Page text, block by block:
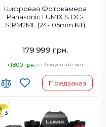
Цифровая Фотокамера
Panasonic LUMIX S DC-
S1RM2ME (24-105mm Kit)
179 999 грн.
+1800 грн. на бонусный счет
Предзаказ
3